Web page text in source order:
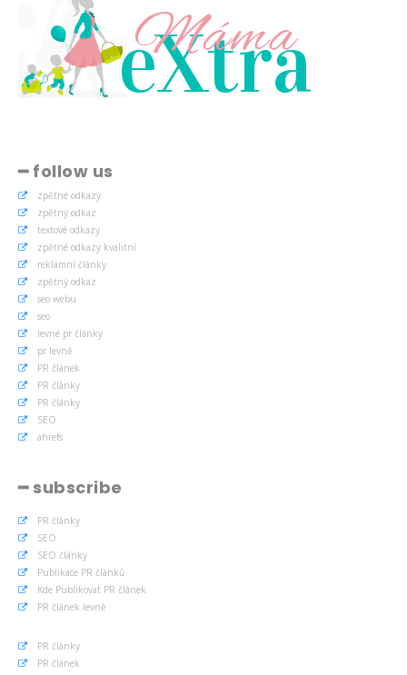
eXtra
Máma
━ follow us
zpětné odkazy
zpětný odkaz
textové odkazy
zpětné odkazy kvalitní
reklamní články
zpětný odkaz
seo webu
seo
levné pr články
pr levně
PR článek
PR články
PR články
SEO
ahrefs
━ subscribe
PR články
SEO
SEO články
Publikace PR článků
Kde Publikovat PR článek
PR článek levně
PR články
PR článek